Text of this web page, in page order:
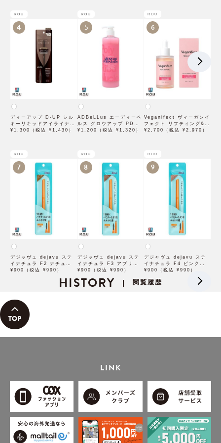
ROU
4
ディーアップ D-UP シル
キーリキッドアイライナー
WP ブラウンブラック
¥1,300（税込 ¥1,430）
ROU
5
ADBeLLus エーディーベ
ルス グロウアップ PDRN
ローション 500mL
¥1,200（税込 ¥1,320）
ROU
6
Veganifect ヴィーガンイ
フェクト リフティング&バ
ランシング フィグチェス
¥2,700（税込 ¥2,970）
ROU
7
デジャヴュ dejavu ステ
イナチュラ F2 ナチュラル
ブラウン【アイブロウ】
¥900（税込 ¥990）
ROU
8
デジャヴュ dejavu ステ
イナチュラ F3 アプリコッ
トブラウン【アイブロウ】
¥900（税込 ¥990）
ROU
9
デジャヴュ dejavu ステ
イナチュラ F4 ピンクベー
ジュ【アイブロウ】【イミ
¥900（税込 ¥990）
HISTORY | 閲覧履歴
LINK